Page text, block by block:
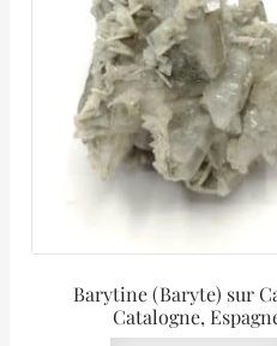
Barytine (Baryte) sur
Catalogne,